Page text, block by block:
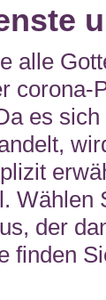
alle
corona-
es
Wählen
der
finden